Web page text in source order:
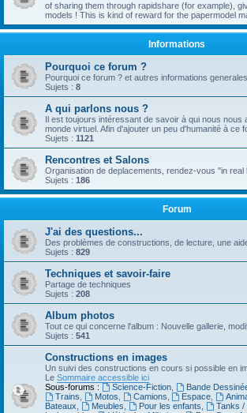
of sharing them through rapidshare (for example),
models ! This is kind of reward for the papermodel
Informations
Pourquoi ce forum ?
Pourquoi ce forum ? et autres informations generales
Sujets : 8
A qui parlons nous ?
Il est toujours intéressant de savoir à qui nous nous
monde virtuel. Afin d'ajouter un peu d'humanité à ce
Sujets : 1121
Rencontres et Salons
Organisation de deplacements, rendez-vous "in real
Sujets : 186
Forum
J'ai des questions...
Des problèmes de constructions, de lecture, une
Sujets : 829
Techniques et savoir-faire
Partage de techniques
Sujets : 208
Album photos
Tout ce qui concerne l'album : Nouvelle gallerie,
Sujets : 541
Constructions en images
Un suivi des constructions en cours si possible en
Le Sommaire accessible ici
Sous-forums :
Science-Fiction, Bande
Trains
Motos Camions Espace
Bateaux
Meubles Pour les enfants Tanks /